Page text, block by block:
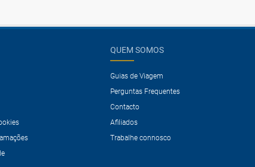
QUEM SOMOS
Guias de Viagem
Perguntas Frequentes
Contacto
Afiliados
Trabalhe connosco